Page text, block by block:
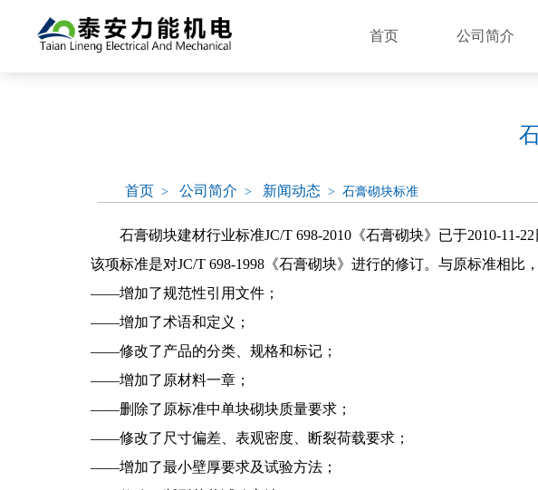
首页 公司简介
首页 > 公司简介 > 新闻动态 > 石膏砌块标准
石膏砌块建材行业标准JC/T 698-2010《石膏砌块》已于2010-11-22
该项标准是对JC/T 698-1998《石膏砌块》进行的修订。与原标准相比
——增加了规范性引用文件；
——增加了术语和定义；
——修改了产品的分类、规格和标记；
——增加了原材料一章；
——删除了原标准中单块砌块质量要求；
——修改了尺寸偏差、表观密度、断裂荷载要求；
——增加了最小壁厚要求及试验方法；